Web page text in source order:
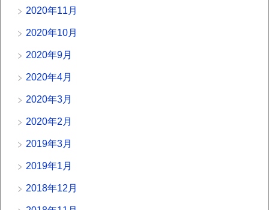
2020年11月
2020年10月
2020年9月
2020年4月
2020年3月
2020年2月
2019年3月
2019年1月
2018年12月